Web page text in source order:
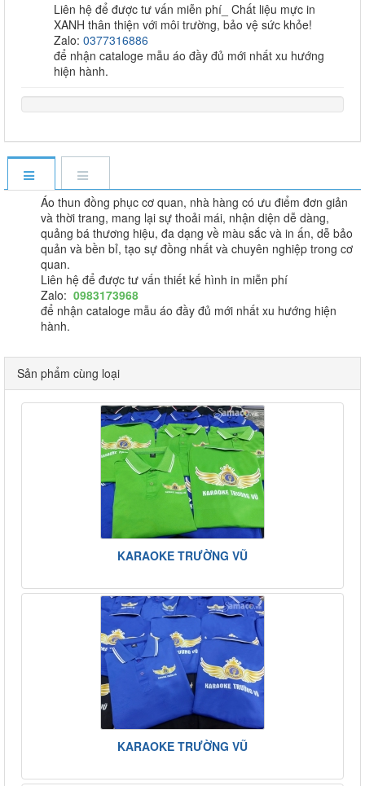
Liên hệ để được tư vấn miễn phí_ Chất liệu mực in
XANH thân thiện với môi trường, bảo vệ sức khỏe!
Zalo: 0377316886
để nhận cataloge mẫu áo đầy đủ mới nhất xu hướng
hiện hành.
Áo thun đồng phục cơ quan, nhà hàng có ưu điểm đơn giản
và thời trang, mang lại sự thoải mái, nhận diện dễ dàng,
quảng bá thương hiệu, đa dạng về màu sắc và in ấn, dễ bảo
quản và bền bỉ, tạo sự đồng nhất và chuyên nghiệp trong cơ
quan.
Liên hệ để được tư vấn thiết kế hình in miễn phí
Zalo: 0983173968
để nhận cataloge mẫu áo đầy đủ mới nhất xu hướng hiện
hành.
Sản phẩm cùng loại
KARAOKE TRƯỜNG VŨ
KARAOKE TRƯỜNG VŨ